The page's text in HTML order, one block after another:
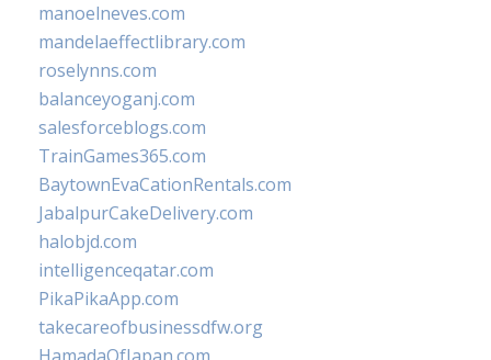
manoelneves.com
mandelaeffectlibrary.com
roselynns.com
balanceyoganj.com
salesforceblogs.com
TrainGames365.com
BaytownEvaCationRentals.com
JabalpurCakeDelivery.com
halobjd.com
intelligenceqatar.com
PikaPikaApp.com
takecareofbusinessdfw.org